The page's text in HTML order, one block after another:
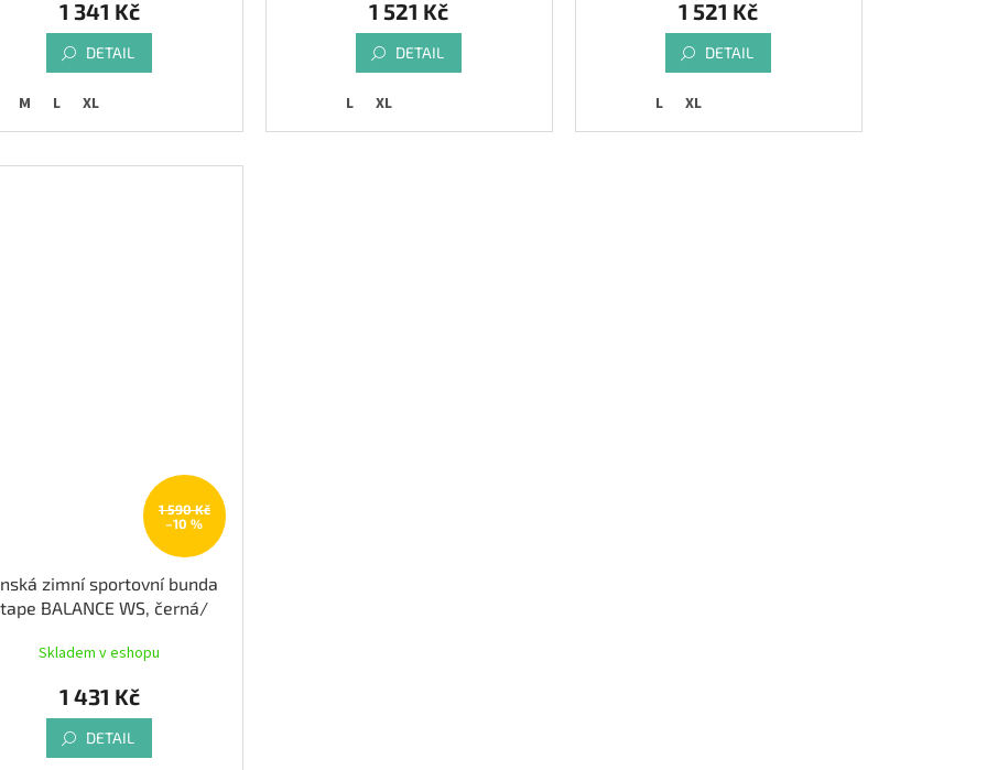
1 341 Kč
DETAIL
M L XL
1 521 Kč
DETAIL
L XL
1 521 Kč
DETAIL
L XL
1 590 Kč
–10 %
zimní sportovní bunda
BALANCE WS, černá/
Skladem v eshopu
1 431 Kč
DETAIL